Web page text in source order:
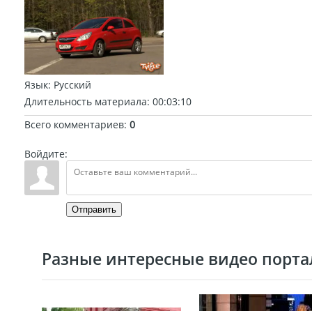
Язык: Русский
Длительность материала: 00:03:10
Всего комментариев: 0
Войдите:
Отправить
Разные интересные видео